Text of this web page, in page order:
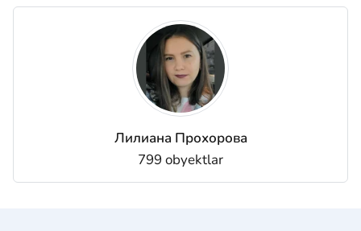
Лилиана Прохорова
799 obyektlar